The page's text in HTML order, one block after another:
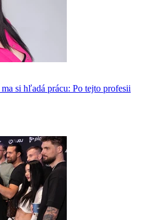
si hľadá prácu: Po tejto profesii